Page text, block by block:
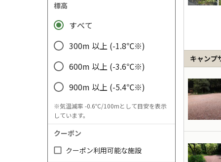
キャンプ
標高
すべて
300m 以上 (-1.8℃※)
600m 以上 (-3.6℃※)
900m 以上 (-5.4℃※)
※気温減率 -0.6℃/100mとして目安を表示
しています。
クーポン
クーポン利用可能な施設